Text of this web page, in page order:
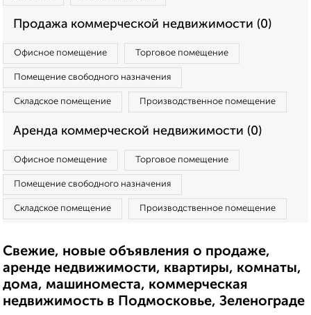
Продажа коммерческой недвижимости (0)
Офисное помещение Торговое помещение
Помещение свободного назначения
Складское помещение Производственное помещение
Аренда коммерческой недвижимости (0)
Офисное помещение Торговое помещение
Помещение свободного назначения
Складское помещение Производственное помещение
Свежие, новые объявления о продаже,
аренде недвижимости, квартиры, комнаты,
дома, машиноместа, коммерческая
недвижимость в Подмосковье, Зеленограде